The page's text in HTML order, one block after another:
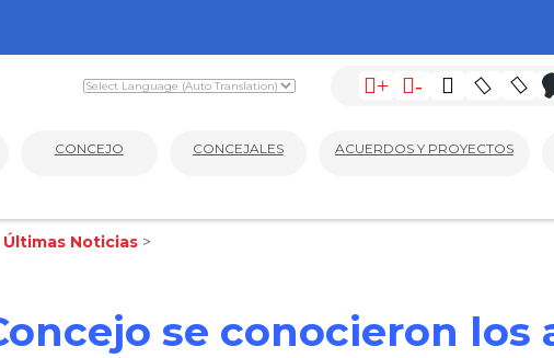
+ -
CONCEJO CONCEJALES ACUERDOS Y PROYECTOS
Últimas Noticias >
se conocieron